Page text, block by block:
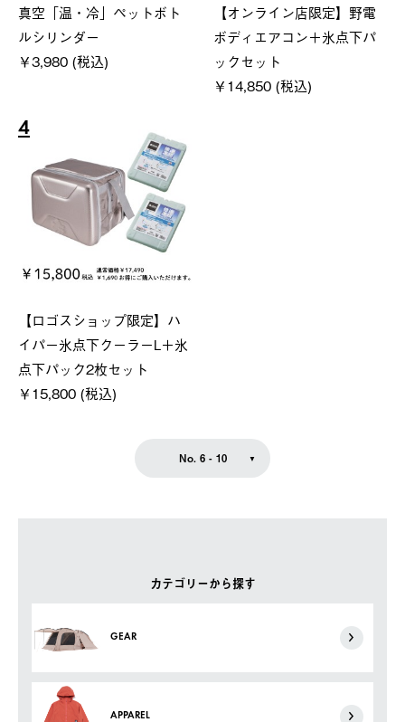
カテゴリーから探す
GEAR
APPAREL
真空「温・冷」ペットボト
ルシリンダー
￥3,980 (税込)
【オンライン店限定】野電
ボディエアコン＋氷点下パ
ックセット
￥14,850 (税込)
4
【ロゴスショップ限定】ハ
イパー氷点下クーラーL＋氷
点下パック2枚セット
￥15,800 (税込)
No. 6 - 10